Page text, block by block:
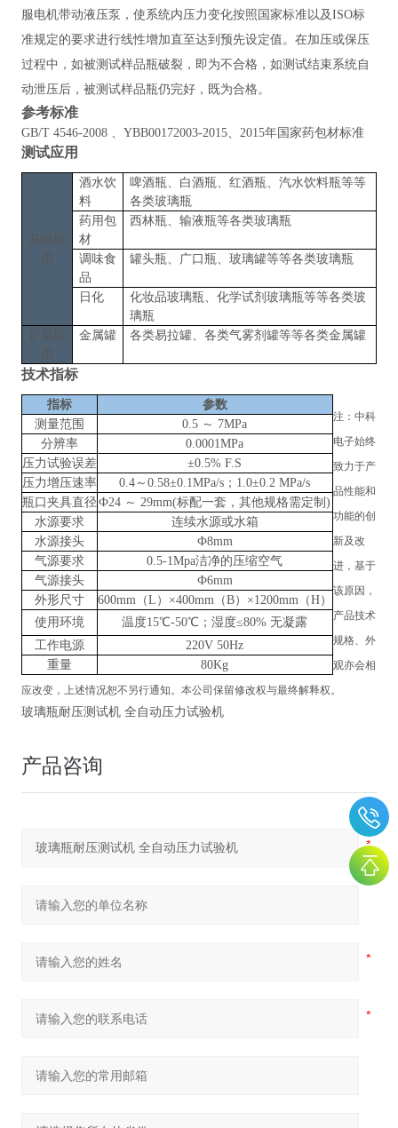
服电机带动液压泵，使系统内压力变化按照国家标准以及ISO标
准规定的要求进行线性增加直至达到预先设定值。在加压或保压
过程中，如被测试样品瓶破裂，即为不合格，如测试结束系统自
动泄压后，被测试样品瓶仍完好，既为合格。
参考标准
GB/T 4546-2008 、YBB00172003-2015、2015年国家药包材标准
测试应用
基础应
酒水饮
料
啤酒瓶、白酒瓶、红酒瓶、汽水饮料瓶等等
各类玻璃瓶
药用包
材
西林瓶、输液瓶等各类玻璃瓶
调味食
品
罐头瓶、广口瓶、玻璃罐等等各类玻璃瓶
日化 化妆品玻璃瓶、化学试剂玻璃瓶等等各类玻
璃瓶
扩展应
金属罐 各类易拉罐、各类气雾剂罐等等各类金属罐
技术指标
指标
参数
测量范围
0.5 ～ 7MPa
分辨率
0.0001MPa
压力试验误差
±0.5% F.S
压力增压速率
0.4～0.58±0.1MPa/s；1.0±0.2 MPa/s
瓶口夹具直径 Ф24 ～ 29mm(标配一套，其他规格需定制)
水源要求
连续水源或水箱
水源接头
Ф8mm
气源要求
0.5-1Mpa洁净的压缩空气
气源接头
Ф6mm
外形尺寸
600mm（L）×400mm（B）×1200mm（H）
使用环境
温度15℃-50℃；湿度≤80% 无凝露
工作电源
220V 50Hz
重量
80Kg
注： 中科
电子始终
致力于产
品性能和
功能的创
新及改
进，基于
该原因，
产品技术
规格、外
观亦会相
应改变，上述情况恕不另行通知。本公司保留修改权与最终解释权。
玻璃瓶耐压测试机 全自动压力试验机
产品咨询